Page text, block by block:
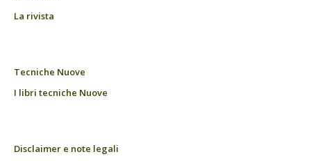
La rivista
Tecniche Nuove
I libri tecniche Nuove
Disclaimer e note legali